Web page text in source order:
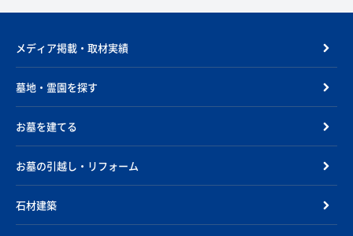
メディア掲載・取材実績
墓地・霊園を探す
お墓を建てる
お墓の引越し・リフォーム
石材建築